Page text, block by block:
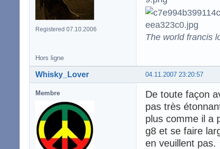
Registered 07.10.2006
The world francis
Hors ligne
04.11.2007 23:20:57
Whisky_Lover
Membre
De toute façon
pas très
plus comme il a
g8 et se faire
en veuillent pas.